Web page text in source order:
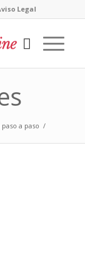
Legal
a paso /